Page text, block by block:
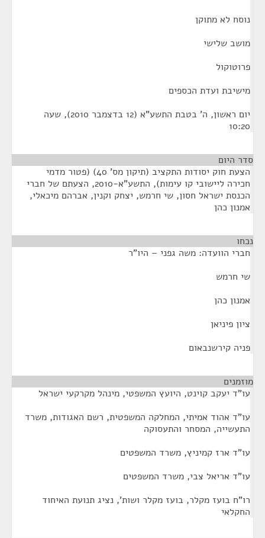
נוסח לא מתוקן
מושב שלישי
פרוטוקול
מישיבת ועדת הכספים
יום ראשון, ה' בטבת התשע"א (12 בדצמבר 2010), שעה
10:20
סדר היום
הצעת חוק יסודות התקציב (תיקון מס' 40) (פטור מדמי
חכירה ליישובי קו עימות), התשע"א-2010, הצעתם של חברי
הכנסת ישראל חסון, שי חרמש, יצחק וקנין, אברהם מיכאלי,
אמנון כהן
נכחו
חברי הוועדה: משה גפני – היו"ר
שי חרמש
אמנון כהן
ציון פיניאן
פניה קירשנבאום
מוזמנים
עו"ד יעקב קוינט, היועץ המשפטי, מינהל מקרקעי ישראל
עו"ד אהוד אמיתי, המחלקה המשפטית, רשם האגודות, משרד
התעשייה, המסחר והתעסוקה
עו"ד ארז קמיניץ, משרד המשפטים
עו"ד אריאל צבי, משרד המשפטים
רו"ח בועז מקלר, בועז מקלר ושות', נציג תנועת האיחוד
החקלאי